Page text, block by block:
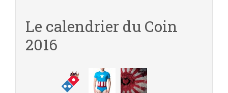
Le calendrier du Coin
2016